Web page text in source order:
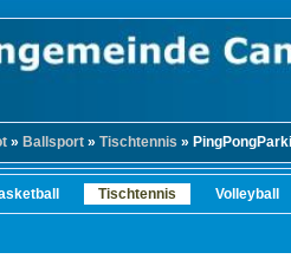
» Ballsport » Tischtennis »
Tischtennis Volleyball